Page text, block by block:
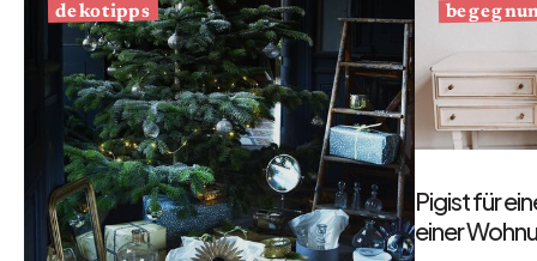
dekotipps
Pigist für
einer